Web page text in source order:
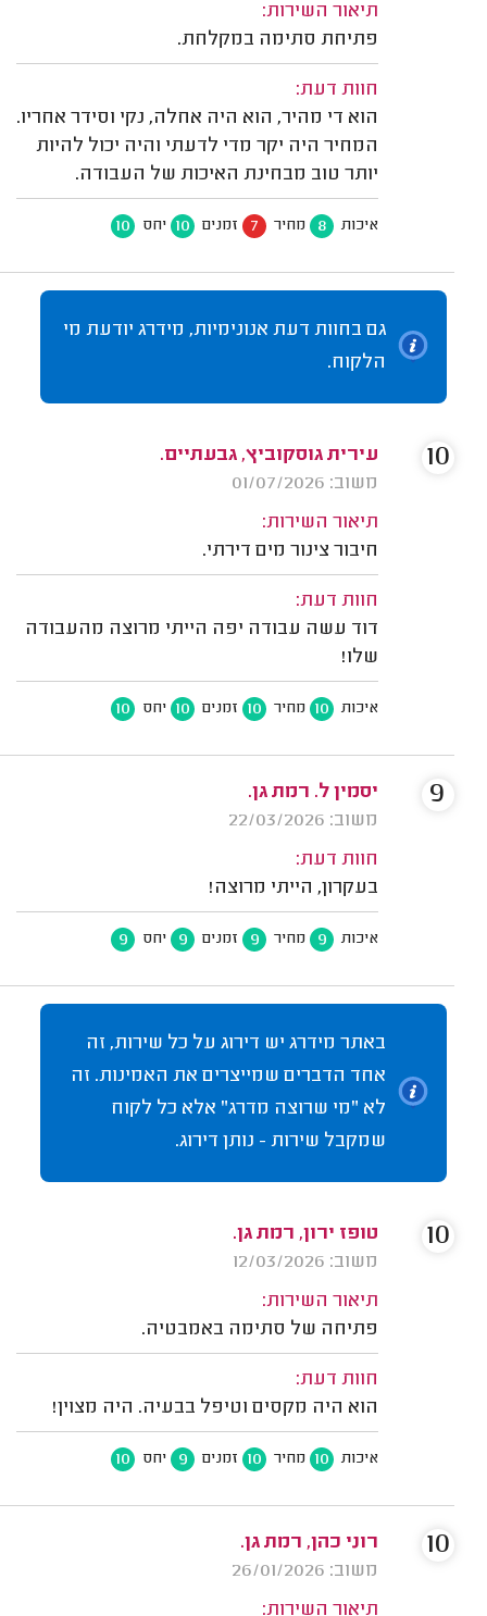
תיאור השירות:
פתיחת סתימה במקלחת.
חוות דעת:
הוא די מהיר, הוא היה אחלה, נקי וסידר אחריו.
המחיר היה יקר מדי לדעתי והיה יכול להיות
יותר טוב מבחינת האיכות של העבודה.
איכות 8 מחיר 7 זמנים 10 יחס 10
גם בחוות דעת אנונימיות, מידרג יודעת מי
הלקוח.
עירית גוסקוביץ, גבעתיים.
משוב: 01/07/2026
תיאור השירות:
חיבור צינור מים דירתי.
חוות דעת:
דוד עשה עבודה יפה הייתי מרוצה מהעבודה
שלו!
איכות 10 מחיר 10 זמנים 10 יחס 10
10
יסמין ל. רמת גן.
משוב: 22/03/2026
חוות דעת:
בעקרון, הייתי מרוצה!
איכות 9 מחיר 9 זמנים 9 יחס 9
9
באתר מידרג יש דירוג על כל שירות, זה
אחד הדברים שמייצרים את האמינות. זה
לא "מי שרוצה מדרג" אלא כל לקוח
שמקבל שירות - נותן דירוג.
טופז ירון, רמת גן.
משוב: 12/03/2026
תיאור השירות:
פתיחה של סתימה באמבטיה.
חוות דעת:
הוא היה מקסים וטיפל בבעיה. היה מצוין!
איכות 10 מחיר 10 זמנים 9 יחס 10
10
רוני כהן, רמת גן.
משוב: 26/01/2026
תיאור השירות:
10